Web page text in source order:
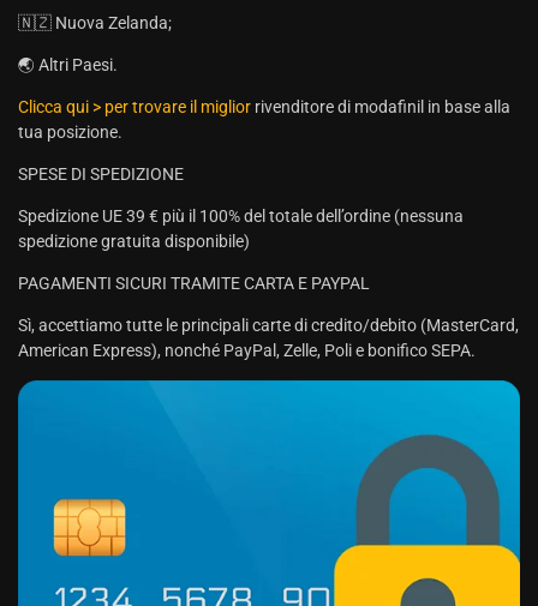
🇳🇿 Nuova Zelanda;
🌏 Altri Paesi.
Clicca qui > per trovare il miglior rivenditore di modafinil in base alla
tua posizione.
SPESE DI SPEDIZIONE
Spedizione UE 39 € più il 100% del totale dell’ordine (nessuna
spedizione gratuita disponibile)
PAGAMENTI SICURI TRAMITE CARTA E PAYPAL
Sì, accettiamo tutte le principali carte di credito/debito (MasterCard,
American Express), nonché PayPal, Zelle, Poli e bonifico SEPA.